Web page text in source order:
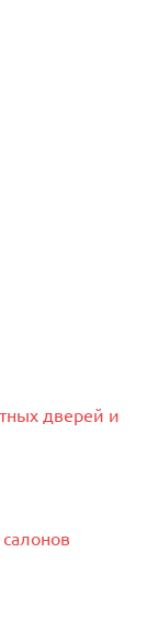
дверей и
салонов